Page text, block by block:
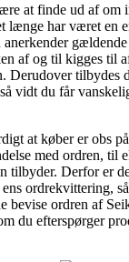
at finde ud af om
længe har været en
anerkender
af og til kigges til
Derudover tilbydes
vidt du får
at køber er obs
med ordren, til
tilbyder. Derfor er
ordrekvittering,
bevise ordren af
du efterspørger